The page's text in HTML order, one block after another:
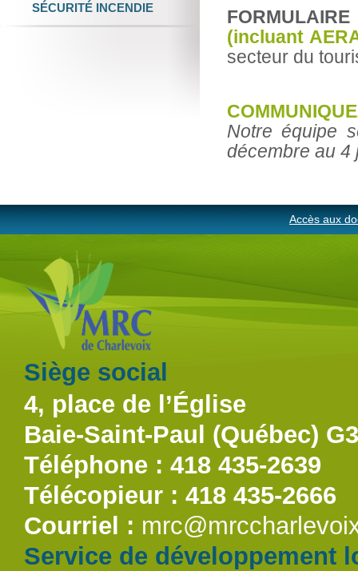
(incluant
secteur du
Notre équipe
décembre au 4
SÉCURITÉ INCENDIE
Accès aux
Siège social
4, place de l’Église
Baie-Saint-Paul (Québec)
Téléphone : 418 435-2639
Télécopieur : 418 435-2666
Courriel :
Service de développement